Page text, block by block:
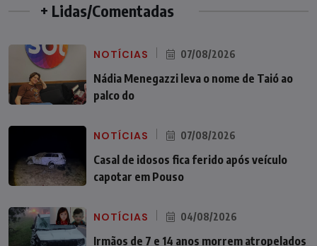
+ Lidas/Comentadas
NOTÍCIAS 07/08/2026
Nádia Menegazzi leva o nome de Taió ao
palco do
NOTÍCIAS 07/08/2026
Casal de idosos fica ferido após veículo
capotar em Pouso
NOTÍCIAS 04/08/2026
Irmãos de 7 e 14 anos morrem atropelados